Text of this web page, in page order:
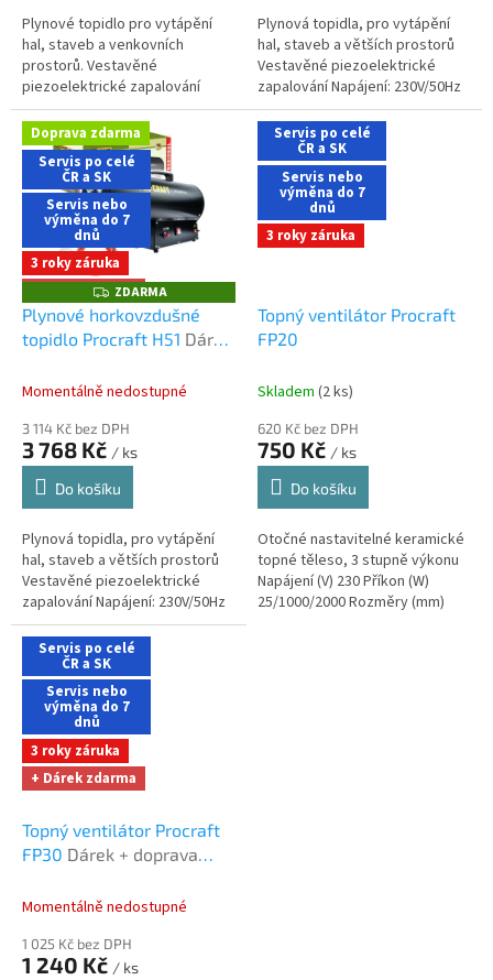
Plynové topidlo pro vytápění
hal, staveb a venkovních
prostorů. Vestavěné
piezoelektrické zapalování
Napájení ventilátoru 230V/50Hz.
Palivo: plyn propan-butan G30
Maximální...
Plynová topidla, pro vytápění
hal, staveb a větších prostorů
Vestavěné piezoelektrické
zapalování Napájení: 230V/50Hz
Palivo: plyn butan G30 Tlak plynu
(bar) 0,7 Maximální...
Doprava zdarma
Servis po celé
ČR a SK
Servis nebo
výměna do 7
dnů
3 roky záruka
+ Dárek zdarma
Z
D
A
R
ZDARMA
Plynové horkovzdušné
topidlo Procraft H51 Dárek
nákupu na e-shopu
Momentálně nedostupné
3 114 Kč bez DPH
3 768 Kč / ks
Do košíku
Plynová topidla, pro vytápění
hal, staveb a větších prostorů
Vestavěné piezoelektrické
zapalování Napájení: 230V/50Hz
Palivo: plyn butan G30 Tlak plynu
(bar) 1,5 Maximální...
Servis po celé
ČR a SK
Servis nebo
výměna do 7
dnů
3 roky záruka
Topný ventilátor Procraft
FP20
Skladem (2 ks)
620 Kč bez DPH
750 Kč / ks
Do košíku
Otočné nastavitelné keramické
topné těleso, 3 stupně výkonu
Napájení (V) 230 Příkon (W)
25/1000/2000 Rozměry (mm)
Servis po celé
ČR a SK
Servis nebo
výměna do 7
dnů
3 roky záruka
+ Dárek zdarma
Topný ventilátor Procraft
FP30 Dárek + doprava
shopu
Momentálně nedostupné
1 025 Kč bez DPH
1 240 Kč / ks